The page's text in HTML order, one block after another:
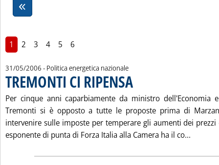
1 2 3 4 5 6
31/05/2006 - Politica energetica nazionale
TREMONTI CI RIPENSA
Per cinque anni caparbiamente da ministro dell'Economia
Tremonti si è opposto a tutte le proposte prima di
intervenire sulle imposte per temperare gli aumenti dei
esponente di punta di Forza Italia alla Camera ha il co...